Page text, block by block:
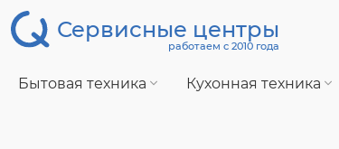
Сервисные центры
работаем с 2010 года
Бытовая техника Кухонная техника